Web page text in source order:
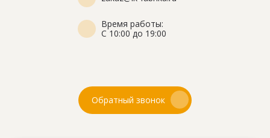
Время работы:
С 10:00 до 19:00
Обратный звонок